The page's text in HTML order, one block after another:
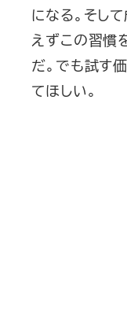
になる。そし
えずこの習慣
だ。でも試す
てほしい。